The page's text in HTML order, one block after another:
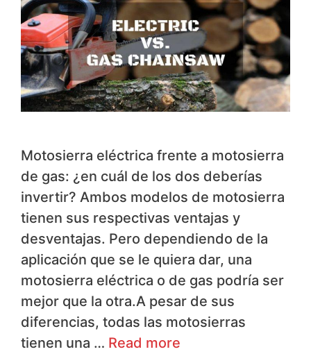
Motosierra eléctrica frente a motosierra
de gas: ¿en cuál de los dos deberías
invertir? Ambos modelos de motosierra
tienen sus respectivas ventajas y
desventajas. Pero dependiendo de la
aplicación que se le quiera dar, una
motosierra eléctrica o de gas podría ser
mejor que la otra.A pesar de sus
diferencias, todas las motosierras
tienen una … Read more